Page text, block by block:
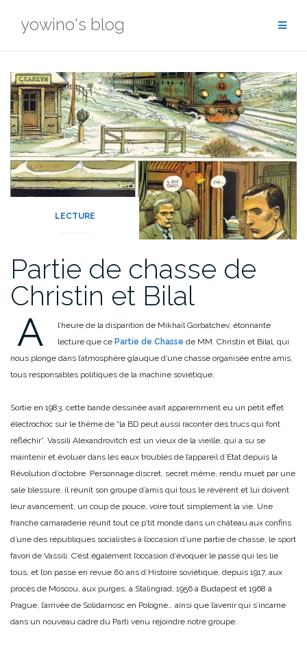
yowino's blog
LECTURE
Partie de chasse de
Christin et Bilal
A
l’heure de la disparition de Mikhaïl Gorbatchev, étonnante
lecture que ce Partie de Chasse de MM. Christin et Bilal, qui
nous plonge dans l’atmosphère glauque d’une chasse organisée entre amis,
tous responsables politiques de la machine soviétique.
Sortie en 1983, cette bande dessinée avait apparemment eu un petit effet
électrochoc sur le thème de “la BD peut aussi raconter des trucs qui font
réfléchir”. Vassili Alexandrovitch est un vieux de la vieille, qui a su se
maintenir et évoluer dans les eaux troubles de l’appareil d’Etat depuis la
Révolution d’octobre. Personnage discret, secret même, rendu muet par une
sale blessure, il réunit son groupe d’amis qui tous le révèrent et lui doivent
leur avancement, un coup de pouce, voire tout simplement la vie. Une
franche camaraderie réunit tout ce p’tit monde dans un château aux confins
d’une des républiques socialistes à l’occasion d’une partie de chasse, le sport
favori de Vassili. C’est également l’occasion d’évoquer le passé qui les lie
tous, et l’on passe en revue 60 ans d’Histoire soviétique, depuis 1917, aux
procès de Moscou, aux purges, à Stalingrad, 1956 à Budapest et 1968 à
Prague, l’arrivée de Solidarnosc en Pologne… ainsi que l’avenir qui s’incarne
dans un nouveau cadre du Parti venu rejoindre notre groupe.